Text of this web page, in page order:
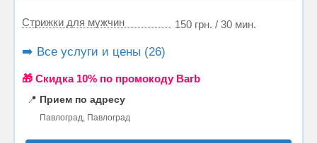
Стрижки для мужчин 150 грн. / 30 мин.
➡️ Все услуги и цены (26)
🎁 Cкидка 10% по промокоду Barb
📍 Прием по адресу
Павлоград, Павлоград